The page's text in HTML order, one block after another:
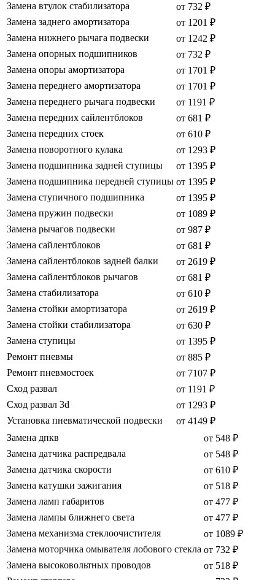
Замена втулок стабилизатора
от 732 ₽
Замена заднего амортизатора
от 1201 ₽
Замена нижнего рычага подвески
от 1242 ₽
Замена опорных подшипников
от 732 ₽
Замена опоры амортизатора
от 1701 ₽
Замена переднего амортизатора
от 1701 ₽
Замена переднего рычага подвески
от 1191 ₽
Замена передних сайлентблоков
от 681 ₽
Замена передних стоек
от 610 ₽
Замена поворотного кулака
от 1293 ₽
Замена подшипника задней ступицы
от 1395 ₽
Замена подшипника передней ступицы от 1395 ₽
Замена ступичного подшипника
от 1395 ₽
Замена пружин подвески
от 1089 ₽
Замена рычагов подвески
от 987 ₽
Замена сайлентблоков
от 681 ₽
Замена сайлентблоков задней балки
от 2619 ₽
Замена сайлентблоков рычагов
от 681 ₽
Замена стабилизатора
от 610 ₽
Замена стойки амортизатора
от 2619 ₽
Замена стойки стабилизатора
от 630 ₽
Замена ступицы
от 1395 ₽
Ремонт пневмы
от 885 ₽
Ремонт пневмостоек
от 7107 ₽
Сход развал
от 1191 ₽
Сход развал 3d
от 1293 ₽
Установка пневматической подвески
от 4149 ₽
Замена дпкв
от 548 ₽
Замена датчика распредвала
от 548 ₽
Замена датчика скорости
от 610 ₽
Замена катушки зажигания
от 518 ₽
Замена ламп габаритов
от 477 ₽
Замена лампы ближнего света
от 477 ₽
Замена механизма стеклоочистителя
от 1089 ₽
Замена моторчика омывателя лобового стекла от 732 ₽
Замена высоковольтных проводов
от 518 ₽